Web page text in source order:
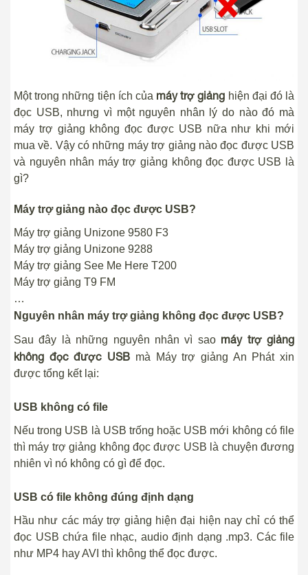
Một trong những tiện ích của máy trợ giảng hiện đại đó là
đọc USB, nhưng vì một nguyên nhân lý do nào đó mà
máy trợ giảng không đọc được USB nữa như khi mới
mua về. Vậy có những máy trợ giảng nào đọc được USB
và nguyên nhân máy trợ giảng không đọc được USB là
gì?
Máy trợ giảng nào đọc được USB?
Máy trợ giảng Unizone 9580 F3
Máy trợ giảng Unizone 9288
Máy trợ giảng See Me Here T200
Máy trợ giảng T9 FM
…
Nguyên nhân máy trợ giảng không đọc được USB?
Sau đây là những nguyên nhân vì sao máy trợ giảng
không đọc được USB mà Máy trợ giảng An Phát xin
được tổng kết lại:
USB không có file
Nếu trong USB là USB trống hoặc USB mới không có file
thì máy trợ giảng không đọc được USB là chuyện đương
nhiên vì nó không có gì để đọc.
USB có file không đúng định dạng
Hầu như các máy trợ giảng hiện đại hiện nay chỉ có thể
đọc USB chứa file nhạc, audio định dạng .mp3. Các file
như MP4 hay AVI thì không thể đọc được.